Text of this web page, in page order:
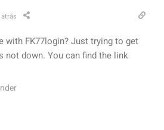
with FK77login? Just trying to get
not down. You can find the link